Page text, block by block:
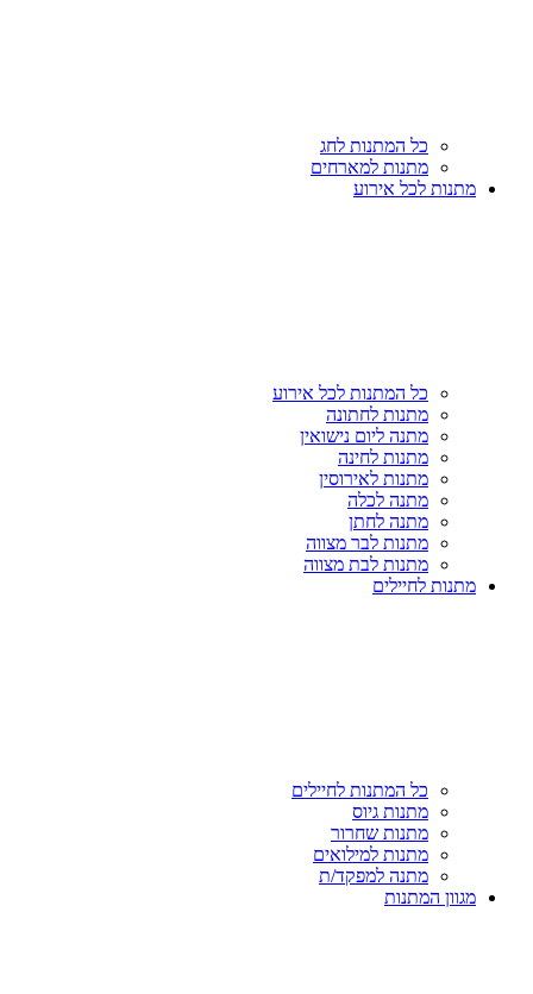
כל המתנות לחג
מתנות למארחים
מתנות לכל אירוע
כל המתנות לכל אירוע
מתנות לחתונה
מתנה ליום נישואין
מתנות לחינה
מתנות לאירוסין
מתנה לכלה
מתנה לחתן
מתנות לבר מצווה
מתנות לבת מצווה
מתנות לחיילים
כל המתנות לחיילים
מתנות גיוס
מתנות שחרור
מתנות למילואים
מתנה למפקד/ת
מגוון המתנות